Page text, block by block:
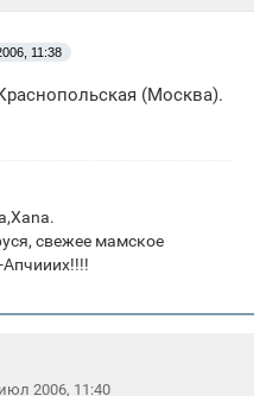
11:38
(Москва).
свежее мамское
2006, 11:40